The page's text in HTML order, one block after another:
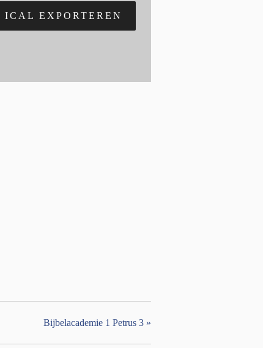
ICAL EXPORTEREN
Bijbelacademie 1 Petrus 3 »